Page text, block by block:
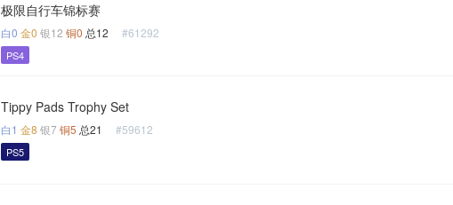
极限自行车锦标赛
白0 金0 银12 铜0 总12 #61292
PS4
Tippy Pads Trophy Set
白1 金8 银7 铜5 总21 #59612
PS5